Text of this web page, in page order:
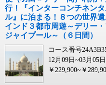
行！『インターコンチネン
ル』に泊まる！８つの世界
インド３都市周遊～デリー・
ジャイプール～（６日間）
コース番号
12月09日~03月05
￥229,900~￥